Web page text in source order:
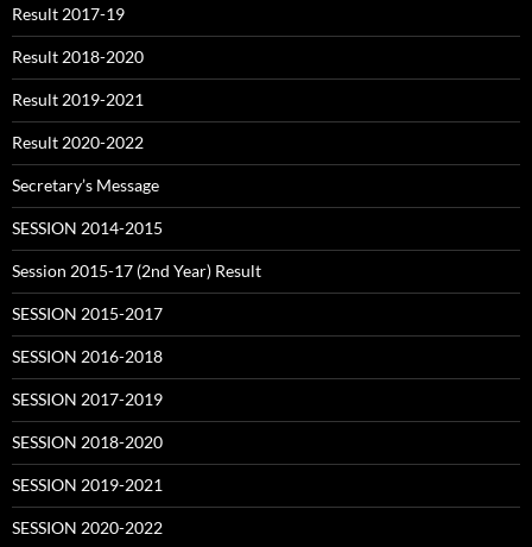
Result 2017-19
Result 2018-2020
Result 2019-2021
Result 2020-2022
Secretary’s Message
SESSION 2014-2015
Session 2015-17 (2nd Year) Result
SESSION 2015-2017
SESSION 2016-2018
SESSION 2017-2019
SESSION 2018-2020
SESSION 2019-2021
SESSION 2020-2022